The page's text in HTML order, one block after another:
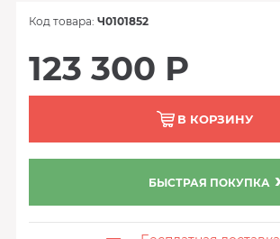
Код товара: Ч0101852
123 300 Р
В КОРЗИНУ
БЫСТРАЯ ПОКУПКА